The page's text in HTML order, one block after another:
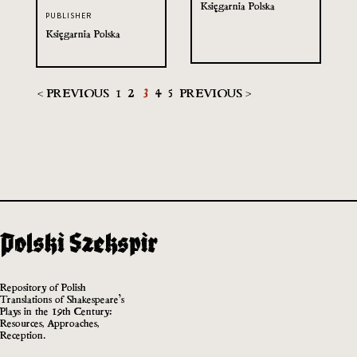
Księgarnia Polska
PUBLISHER
Księgarnia Polska
< PREVIOUS 1 2 3 4 5 PREVIOUS >
Repository of Polish
Translations of Shakespeare’s
Plays in the 19th Century:
Resources, Approaches,
Reception.